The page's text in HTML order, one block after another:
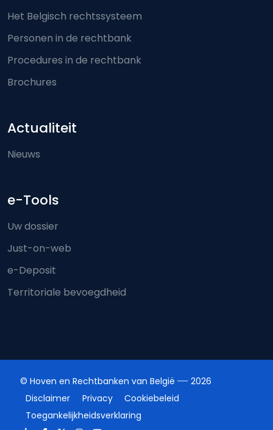
Het Belgisch rechtssysteem
Personen in de rechtbank
Procedures in de rechtbank
Brochures
Actualiteit
Nieuws
e-Tools
Uw dossier
Just-on-web
e-Deposit
Territoriale bevoegdheid
© Hoven en Rechtbanken van België
2026
Disclaimer
Privacy
Cookiebeleid
Toegankelijkheidsverklaring